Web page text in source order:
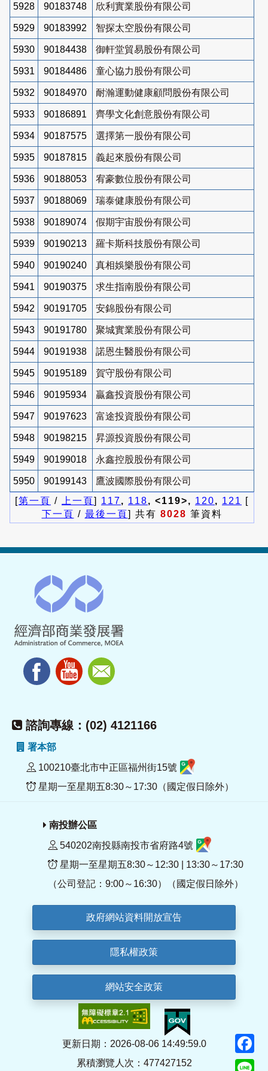
5928 90183748 欣利實業股份有限公司
5929 90183992 智探太空股份有限公司
5930 90184438 御軒堂貿易股份有限公司
5931 90184486 童心協力股份有限公司
5932 90184970 耐瀚運動健康顧問股份有限公司
5933 90186891 齊學文化創意股份有限公司
5934 90187575 選擇第一股份有限公司
5935 90187815 義起來股份有限公司
5936 90188053 宥豪數位股份有限公司
5937 90188069 瑞泰健康股份有限公司
5938 90189074 假期宇宙股份有限公司
5939 90190213 羅卡斯科技股份有限公司
5940 90190240 真相娛樂股份有限公司
5941 90190375 求生指南股份有限公司
5942 90191705 安錦股份有限公司
5943 90191780 聚城實業股份有限公司
5944 90191938 諾恩生醫股份有限公司
5945 90195189 賀守股份有限公司
5946 90195934 贏鑫投資股份有限公司
5947 90197623 富途投資股份有限公司
5948 90198215 昇源投資股份有限公司
5949 90199018 永鑫控股股份有限公司
5950 90199143
鷹波國際股份有限公司
[第一頁 / 上一頁] 117, 118, <119>, 120, 121
[
下一頁 / 最後一頁] 共有 8028 筆資料
諮詢專線：(02) 4121166
署本部
100210臺北市中正區福州街15號
星期一至星期五8:30～17:30（國定假日除外）
南投辦公區
540202南投縣南投市省府路4號
星期一至星期五8:30～12:30 | 13:30～17:30
（公司登記：9:00～16:30）（國定假日除外）
政府網站資料開放宣告
隱私權政策
網站安全政策
更新日期：2026-08-06 14:49:59.0
累積瀏覽人次：477427152